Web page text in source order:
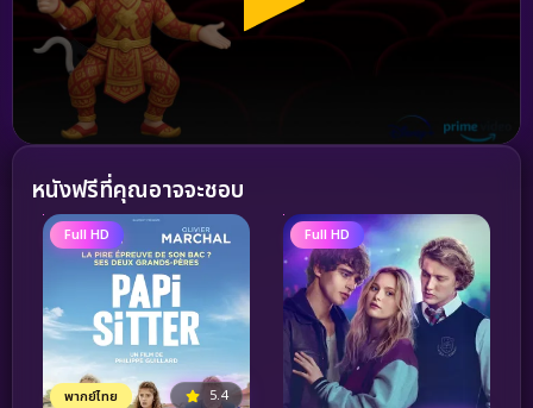
หนังฟรีที่คุณอาจจะชอบ
Full HD
พากย์ไทย 5.4
Full HD